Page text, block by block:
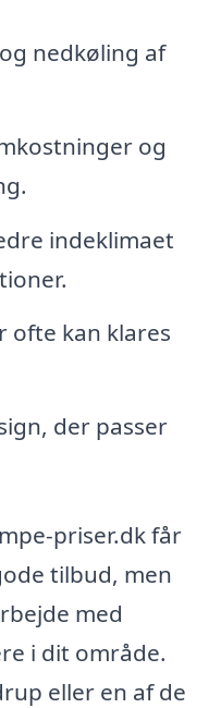
nedkøling af
og
indeklimaet
ofte kan klares
der passer
priser.dk får
tilbud, men
med
i dit område.
eller en af de